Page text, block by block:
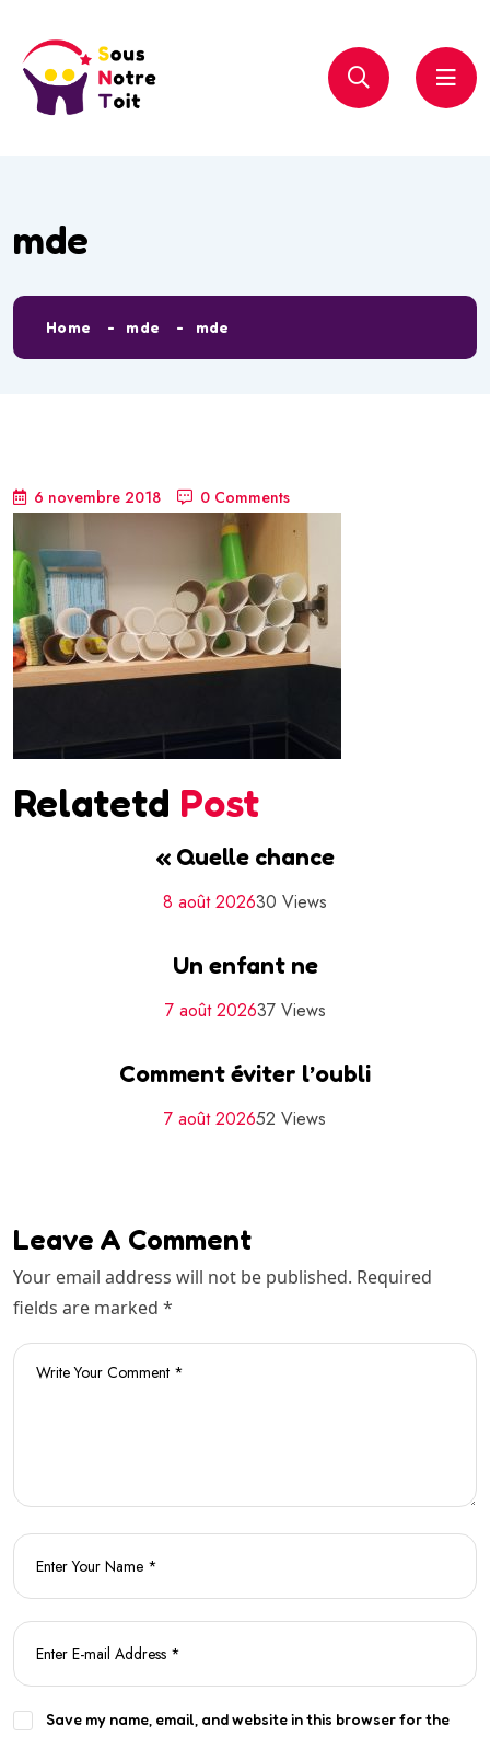
mde
Home mde mde
6 novembre 2018 0 Comments
Relatetd Post
« Quelle chance
8 août 202630 Views
Un enfant ne
7 août 202637 Views
Comment éviter l’oubli
7 août 202652 Views
Leave A Comment
Your email address will not be published. Required
fields are marked *
Save my name, email, and website in this browser for the